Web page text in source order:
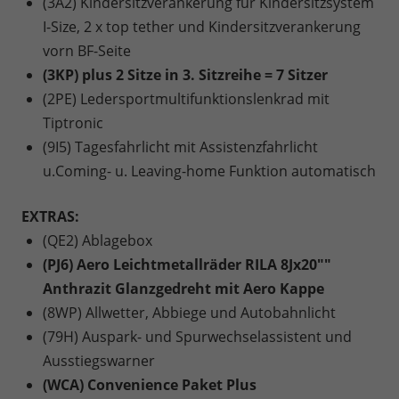
I-Size, 2 x top tether und Kindersitzverankerung
vorn BF-Seite
(3KP) plus 2 Sitze in 3. Sitzreihe = 7 Sitzer
(2PE) Ledersportmultifunktionslenkrad mit
Tiptronic
(9I5) Tagesfahrlicht mit Assistenzfahrlicht
u.Coming- u. Leaving-home Funktion automatisch
EXTRAS:
(QE2) Ablagebox
(PJ6) Aero Leichtmetallräder RILA 8Jx20""
Anthrazit Glanzgedreht mit Aero Kappe
(8WP) Allwetter, Abbiege und Autobahnlicht
(79H) Auspark- und Spurwechselassistent und
Ausstiegswarner
(WCA) Convenience Paket Plus